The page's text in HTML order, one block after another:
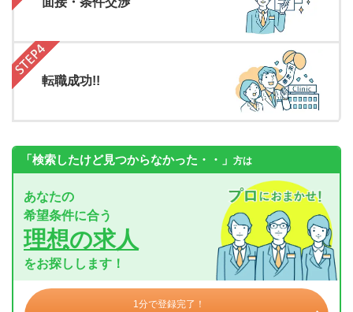
転職成功!!
「検索したけど見つからなかった・・」 方は
あなたの
希望条件に合う
理想の求人
をお探しします！
1分で登録完了！